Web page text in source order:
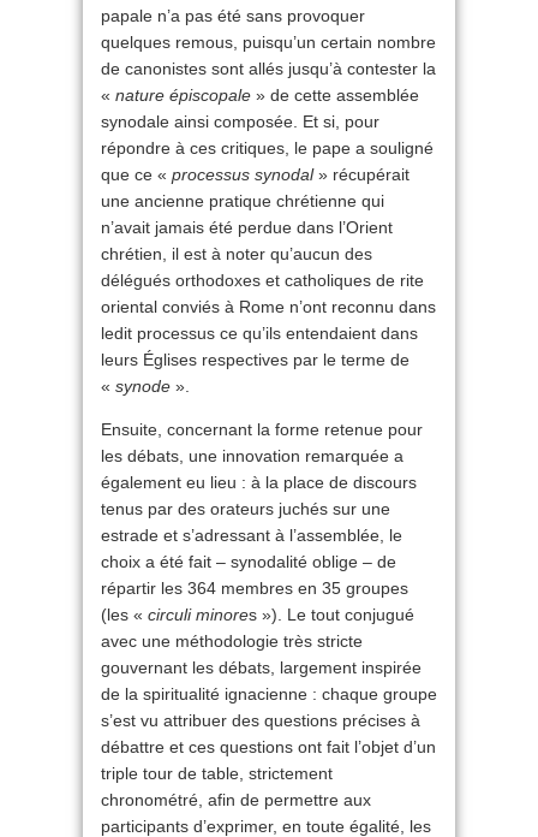
papale n’a pas été sans provoquer
quelques remous, puisqu’un certain nombre
de canonistes sont allés jusqu’à contester la
« nature épiscopale » de cette assemblée
synodale ainsi composée. Et si, pour
répondre à ces critiques, le pape a souligné
que ce « processus synodal» récupérait
une ancienne pratique chrétienne qui
n’avait jamais été perdue dans l’Orient
chrétien, il est à noter qu’aucun des
délégués orthodoxes et catholiques de rite
oriental conviés à Rome n’ont reconnu dans
ledit processus ce qu’ils entendaient dans
leurs Églises respectives par le terme de
« synode ».
Ensuite, concernant la forme retenue pour
les débats, une innovation remarquée a
également eu lieu : à la place de discours
tenus par des orateurs juchés sur une
estrade et s’adressant à l’assemblée, le
choix a été fait – synodalité oblige – de
répartir les 364 membres en 35 groupes
(les « circuli minores »). Le tout conjugué
avec une méthodologie très stricte
gouvernant les débats, largement inspirée
de la spiritualité ignacienne : chaque groupe
s’est vu attribuer des questions précises à
débattre et ces questions ont fait l’objet d’un
triple tour de table, strictement
chronométré, afin de permettre aux
participants d’exprimer, en toute égalité, les